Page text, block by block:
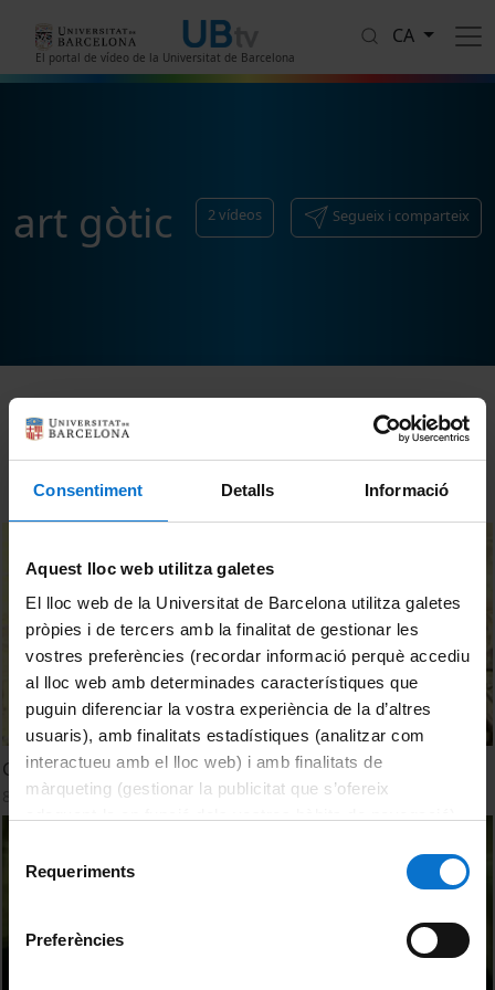
Consentiment Detalls Informació
Aquest lloc web utilitza galetes
El lloc web de la Universitat de Barcelona utilitza galetes
pròpies i de tercers amb la finalitat de gestionar les
vostres preferències (recordar informació perquè accediu
al lloc web amb determinades característiques que
puguin diferenciar la vostra experiència de la d’altres
usuaris), amb finalitats estadístiques (analitzar com
interactueu amb el lloc web) i amb finalitats de
màrqueting (gestionar la publicitat que s’ofereix
consultar laPolítica de galetes del lloc web de la
Requeriments
Preferències
El portal de vídeo de la Universitat de Barcelona
CA
art gòtic 2 vídeos Segueix i comparteix
Ordenar
Gòtic Religiós
8 setembre, 1987